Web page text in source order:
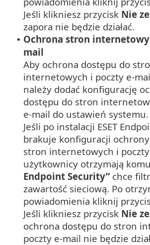
Jeśli klikniesz przycisk Nie
zapora nie będzie działać.
• Ochrona stron
mail
Aby ochrona dostępu do
internetowych i poczty e-mail
należy dodać konfigurację
dostępu do stron
e-mail do ustawień systemu.
Jeśli po instalacji ESET
brakuje konfiguracji
stron internetowych i
użytkownicy otrzymają
Endpoint Security” chce
zawartość sieciową. Po
powiadomienia kliknij
Jeśli klikniesz przycisk Nie
ochrona dostępu do stron
poczty e-mail nie będzie